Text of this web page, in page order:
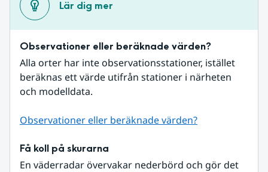
Lär dig mer
Observationer eller beräknade värden?
Alla orter har inte observationsstationer, istället
beräknas ett värde utifrån stationer i närheten
och modelldata.
Observationer eller beräknade värden?
Få koll på skurarna
En väderradar övervakar nederbörd och gör det